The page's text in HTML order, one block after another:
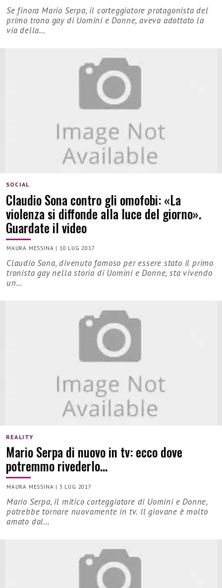
Se finora Mario Serpa, il corteggiatore protagonista del
primo trono gay di Uomini e Donne, aveva adottato la
via della…
SOCIAL
Claudio Sona contro gli omofobi: «La
violenza si diffonde alla luce del giorno».
Guardate il video
MAURA MESSINA | 10 LUG 2017
Claudio Sona, divenuto famoso per essere stato il primo
tronista gay nella storia di Uomini e Donne, sta vivendo
un…
REALITY
Mario Serpa di nuovo in tv: ecco dove
potremmo rivederlo…
MAURA MESSINA | 3 LUG 2017
Mario Serpa, il mitico corteggiatore di Uomini e Donne,
potrebbe tornare nuovamente in tv. Il giovane è molto
amato dal…